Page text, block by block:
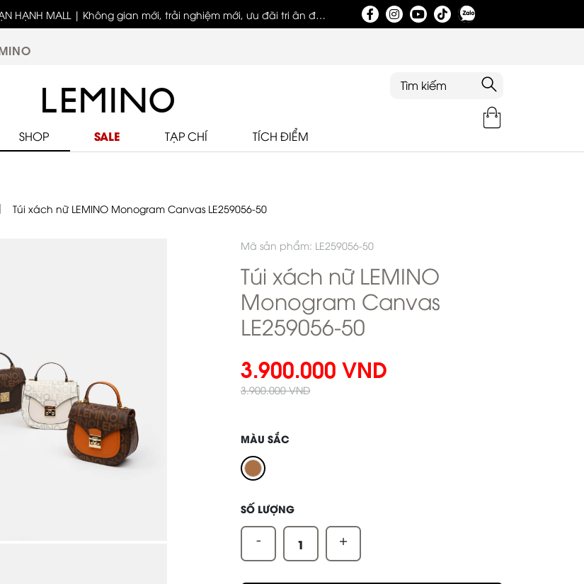
HẠNH MALL | Không gian mới, trải nghiệm mới, ưu đãi tri ân đặc
biệt
thế hệ - Một tinh thần thời trang cùng LEMINO Tri ân khách hàng nhân dịp khai trương showroom
SHOP SALE TẠP CHÍ TÍCH ĐIỂM
Túi xách nữ LEMINO Monogram Canvas LE259056-50
Mã sản phẩm: LE259056-50
Túi xách nữ LEMINO
Monogram Canvas
LE259056-50
3.900.000 VND
3.900.000 VND
MÀU SẮC
SỐ LƯỢNG
- +